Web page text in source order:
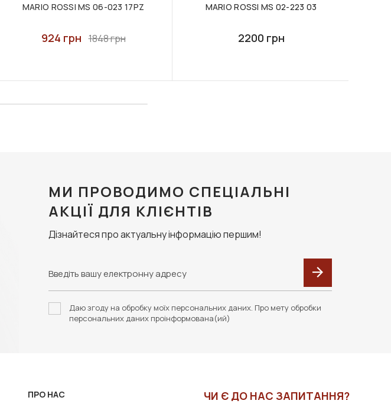
MARIO ROSSI MS 06-023 17PZ
924 грн 1848 грн
MARIO ROSSI MS 02-223 03
2200 грн
МИ ПРОВОДИМО СПЕЦІАЛЬНІ
АКЦІЇ ДЛЯ КЛІЄНТІВ
Дізнайтеся про актуальну інформацію першим!
Даю згоду на обробку моїх персональних даних. Про мету обробки
персональних даних проінформована(ий)
ПРО НАС ЧИ Є ДО НАС ЗАПИТАННЯ?